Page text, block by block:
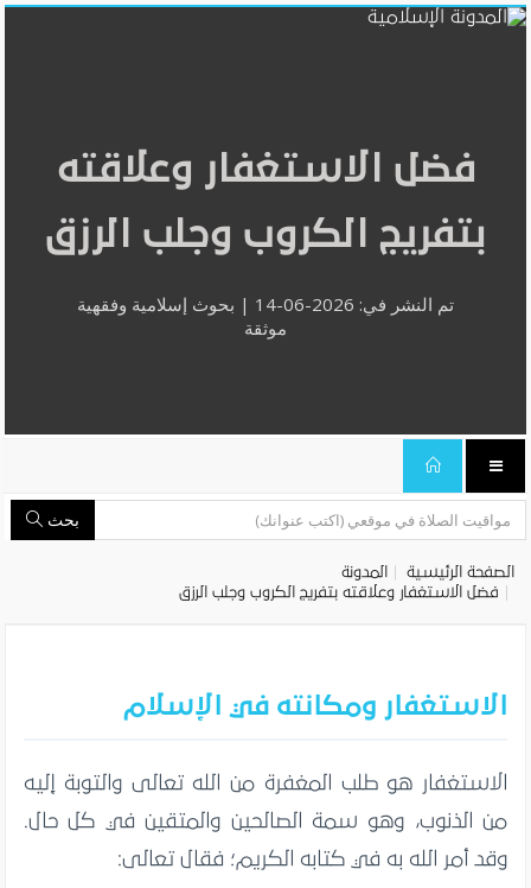
فضل الاستغفار وعلاقته
بتفريج الكروب وجلب الرزق
تم النشر في: 2026-06-14 | بحوث إسلامية وفقهية
موثقة
بحث
الصفحة الرئيسية
المدونة
فضل الاستغفار وعلاقته بتفريج الكروب وجلب الرزق
الاستغفار ومكانته في الإسلام
الاستغفار هو طلب المغفرة من الله تعالى والتوبة إليه
من الذنوب، وهو سمة الصالحين والمتقين في كل حال.
وقد أمر الله به في كتابه الكريم؛ فقال تعالى: